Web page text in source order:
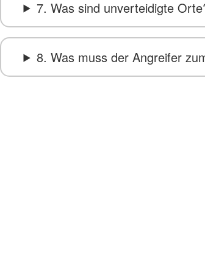
7. Was sind unverteidigte
8. Was muss der Angreifer